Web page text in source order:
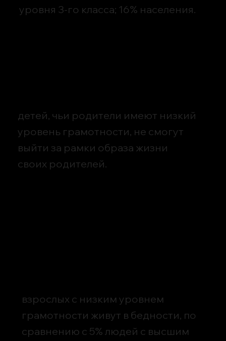
уровня 3-го класса; 16% населения.
детей, чьи родители имеют низкий
уровень грамотности, не смогут
выйти за рамки образа жизни
своих родителей.
взрослых с низким уровнем
грамотности живут в бедности, по
сравнению с 5% людей с высшим